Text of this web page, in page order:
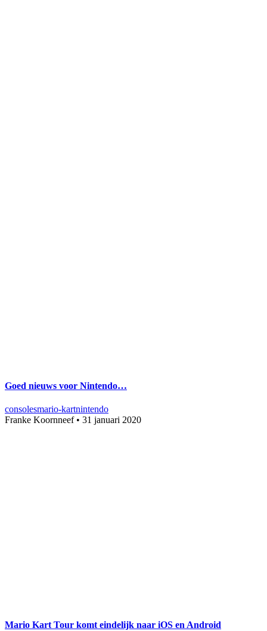
Goed nieuws voor Nintendo…
consolesmario-kartnintendo
Franke Koornneef• 31 januari 2020
Mario Kart Tour komt eindelijk naar iOS en Android